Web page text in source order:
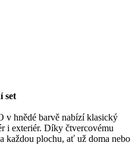
set
v hnědé barvě nabízí klasický
i exteriér. Díky čtvercovému
každou plochu, ať už doma nebo